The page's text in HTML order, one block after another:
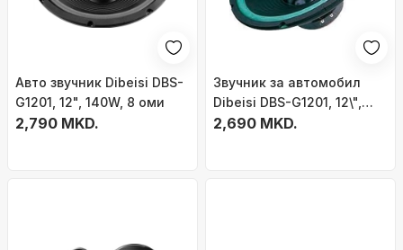
Авто звучник Dibeisi DBS-
G1201, 12", 140W, 8 оми
2,790 MKD.
Звучник за автомобил
Dibeisi DBS-G1201, 12\",
140W, 4 Ohm
2,690 MKD.